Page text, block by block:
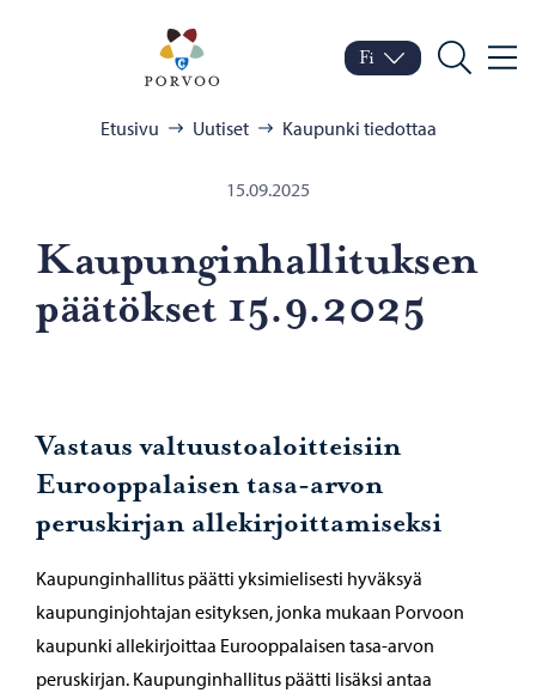
Porvoo – Siirry
Vaihda kieltä
Nykyinen kieli: Suomi
Fi
Hae
Etusivu Uutiset Kaupunki tiedottaa
15.09.2025
Kau­pun­gin­hal­li­tuk­sen
pää­tök­set 15.9.2025
Vastaus valtuustoaloitteisiin
Eurooppalaisen tasa-arvon
peruskirjan allekirjoittamiseksi
Kaupunginhallitus päätti yksimielisesti hyväksyä
kaupunginjohtajan esityksen, jonka mukaan Porvoon
kaupunki allekirjoittaa Eurooppalaisen tasa-arvon
peruskirjan. Kaupunginhallitus päätti lisäksi antaa